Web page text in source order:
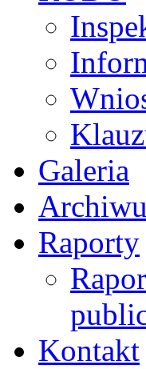
Galeria
Raporty
Kontakt